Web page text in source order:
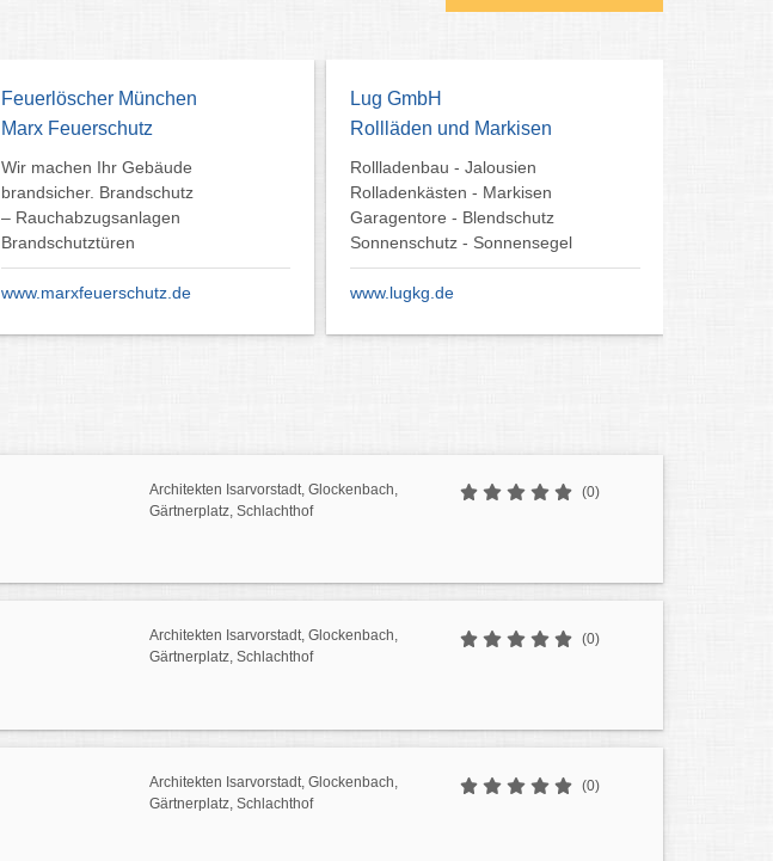
Feuerlöscher München
Marx Feuerschutz
Wir machen Ihr Gebäude
brandsicher. Brandschutz
– Rauchabzugsanlagen
Brandschutztüren
www.marxfeuerschutz.de
Lug GmbH
Rollläden und Markisen
Rollladenbau - Jalousien
Rolladenkästen - Markisen
Garagentore - Blendschutz
Sonnenschutz - Sonnensegel
www.lugkg.de
Architekten Isarvorstadt, Glockenbach,
Gärtnerplatz, Schlachthof
(0)
Architekten Isarvorstadt, Glockenbach,
Gärtnerplatz, Schlachthof
(0)
Architekten Isarvorstadt, Glockenbach,
Gärtnerplatz, Schlachthof
(0)